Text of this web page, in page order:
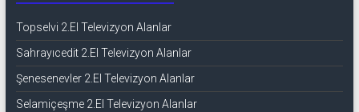
Topselvi 2.El Televizyon Alanlar
Sahrayıcedit 2.El Televizyon Alanlar
Şenesenevler 2.El Televizyon Alanlar
Selamiçeşme 2.El Televizyon Alanlar